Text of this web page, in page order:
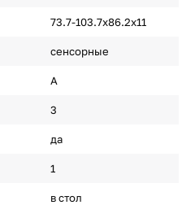
73.7-103.7х86.2х11
сенсорные
A
3
да
1
в стол